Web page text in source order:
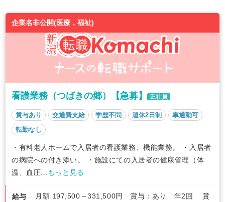
企業名非公開(医療，福祉)
看護業務（つばきの郷）【急募】 正社員
賞与あり 交通費支給 学歴不問 週休2日制
車通勤可
転勤なし
・有料老人ホームで入居者の看護業務、機能業務。 ・入居者
の病院への付き添い。 ・施設にての入居者の健康管理（体
温、血圧...
もっと見る
給与
月額 197,500～331,500円 賞与：あり 年2回 賞